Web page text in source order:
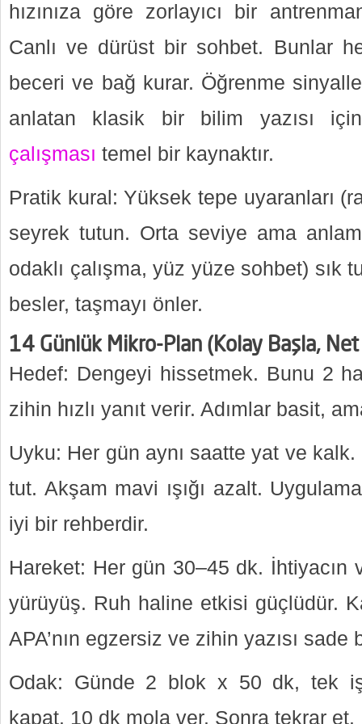
hızınıza göre zorlayıcı bir
Canlı ve dürüst bir sohbet. Bunlar
beceri ve bağ kurar. Öğrenme
anlatan klasik bir bilim yazısı
çalışması temel bir kaynaktır.
Pratik kural: Yüksek tepe uyaranları
seyrek tutun. Orta seviye ama
odaklı çalışma, yüz yüze sohbet) sık
besler, taşmayı önler.
14 Günlük Mikro-Plan (Kolay Başla,
Hedef: Dengeyi hissetmek. Bunu 2
zihin hızlı yanıt verir. Adımlar basit,
Uyku: Her gün aynı saatte yat ve kalk.
tut. Akşam mavi ışığı azalt.
iyi bir rehberdir.
Hareket: Her gün 30–45 dk. İhtiyacın
yürüyüş. Ruh haline etkisi güçlüdür.
APA’nın egzersiz ve zihin yazısı sade
Odak: Günde 2 blok x 50 dk, tek
kapat. 10 dk mola ver. Sonra tekrar et.